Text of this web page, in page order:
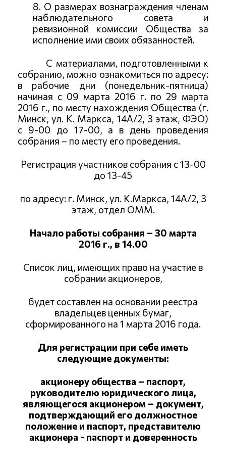
8. О размерах вознаграждения членам
наблюдательного совета и
ревизионной комиссии Общества за
исполнение ими своих обязанностей.
С материалами, подготовленными к
собранию, можно ознакомиться по адресу:
в рабочие дни (понедельник-пятница)
начиная с 09 марта 2016 г. по 29 марта
2016 г., по месту нахождения Общества (г.
Минск, ул. К. Маркса, 14А/2, 3 этаж, ФЭО)
с 9-00 до 17-00, а в день проведения
собрания – по месту его проведения.
Регистрация участников собрания с 13-00
до 13-45
по адресу: г. Минск, ул. К.Маркса, 14А/2, 3
этаж, отдел ОММ.
Начало работы собрания – 30 марта
2016 г., в 14.00
Список лиц, имеющих право на участие в
собрании акционеров,
будет составлен на основании реестра
владельцев ценных бумаг,
сформированного на 1 марта 2016 года.
Для регистрации при себе иметь
следующие документы:
акционеру общества – паспорт,
руководителю юридического лица,
являющегося акционером – документ,
подтверждающий его должностное
положение и паспорт, представителю
акционера - паспорт и доверенность